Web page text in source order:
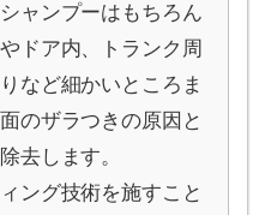
ャンプーはもちろん
ドア内、トランク周
など細かいところま
のザラつきの原因と
去します。
ング技術を施すこと